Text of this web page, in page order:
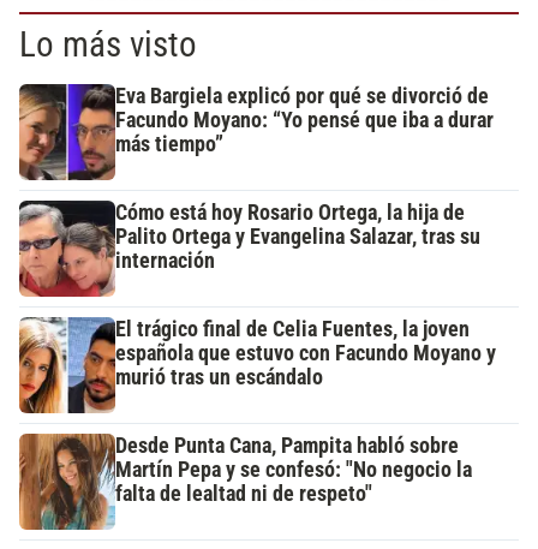
Lo más visto
Eva Bargiela explicó por qué se divorció de
Facundo Moyano: “Yo pensé que iba a durar
más tiempo”
Cómo está hoy Rosario Ortega, la hija de
Palito Ortega y Evangelina Salazar, tras su
internación
El trágico final de Celia Fuentes, la joven
española que estuvo con Facundo Moyano y
murió tras un escándalo
Desde Punta Cana, Pampita habló sobre
Martín Pepa y se confesó: "No negocio la
falta de lealtad ni de respeto"